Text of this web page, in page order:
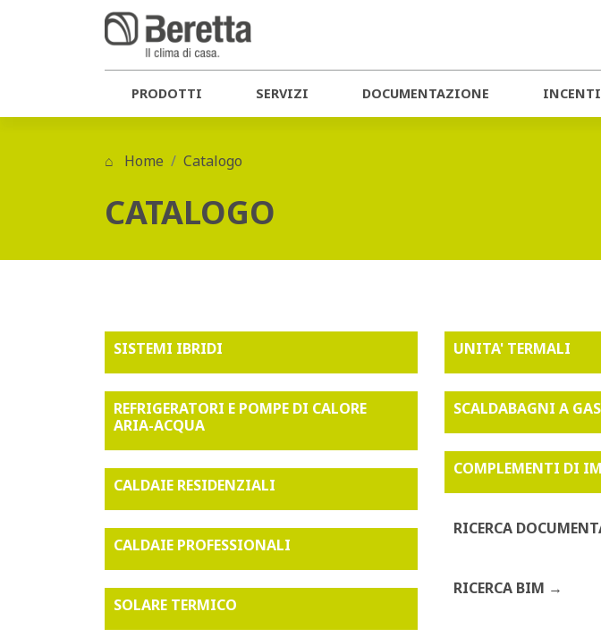
PRODOTTI SERVIZI DOCUMENTAZIONE
Home Catalogo
CATALOGO
SISTEMI IBRIDI
REFRIGERATORI E POMPE DI CALORE
ARIA-ACQUA
CALDAIE RESIDENZIALI
CALDAIE PROFESSIONALI
SOLARE TERMICO
UNITA' TERMALI
SCALDABAGNI A
COMPLEMENTI DI
RICERCA
RICERCA BIM